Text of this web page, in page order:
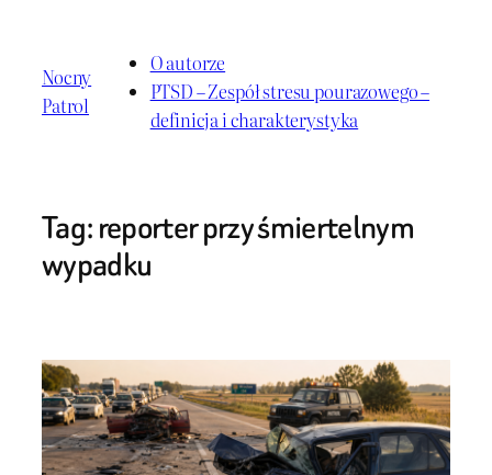
treściNocny
Patrol
O autorze
PTSD – Zespół stresu pourazowego –
definicja i charakterystyka
Tag:reporter przy śmiertelnym
wypadku